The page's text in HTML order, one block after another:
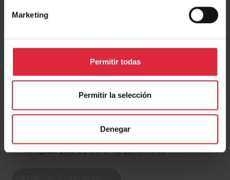
Marketing
Permitir todas
Permitir la selección
Denegar
Nombre
Web
Guarda mi nombre, correo electrónico y web en este
navegador para la próxima vez que comente.